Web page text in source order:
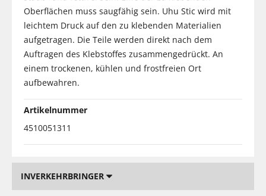
Oberflächen muss saugfähig sein. Uhu Stic wird mit
leichtem Druck auf den zu klebenden Materialien
aufgetragen. Die Teile werden direkt nach dem
Auftragen des Klebstoffes zusammengedrückt. An
einem trockenen, kühlen und frostfreien Ort
aufbewahren.
Artikelnummer
4510051311
INVERKEHRBRINGER